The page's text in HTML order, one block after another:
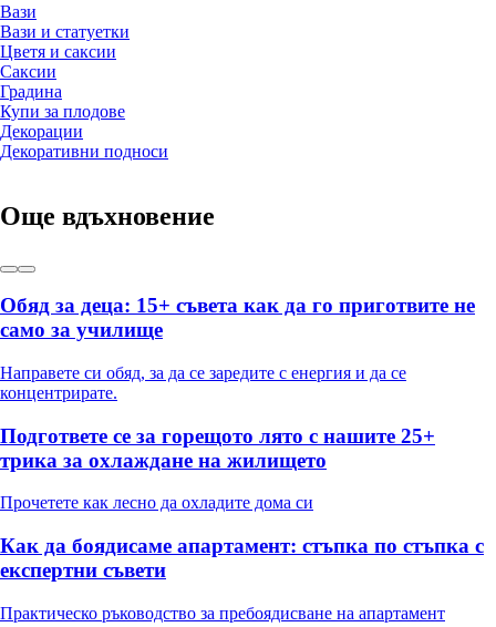
Вази
Вази и статуетки
Цветя и саксии
Саксии
Градина
Купи за плодове
Декорации
Декоративни подноси
Още вдъхновение
Обяд за деца: 15+ съвета как да го приготвите не
само за училище
Направете си обяд, за да се заредите с енергия и да се
концентрирате.
Подгответе се за горещото лято с нашите 25+
трика за охлаждане на жилището
Прочетете как лесно да охладите дома си
Как да боядисаме апартамент: стъпка по стъпка с
експертни съвети
Практическо ръководство за пребоядисване на апартамент